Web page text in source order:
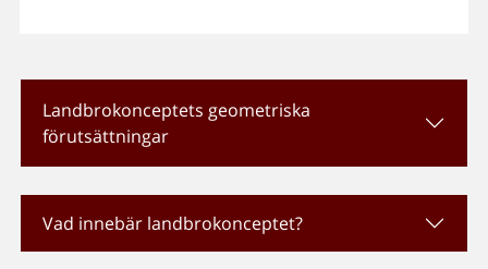
Landbrokonceptets geometriska
förutsättningar
Vad innebär landbrokonceptet?